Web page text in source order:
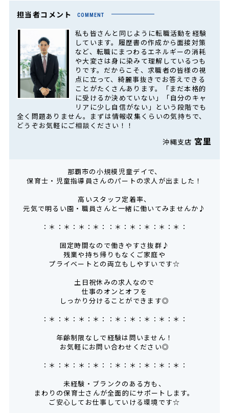
担当者コメント COMMENT
私も皆さんと同じように転職活動を経験
しています。履歴書の作成から面接対策
など、転職にまつわるエネルギーの消耗
や大変さは身に染みて理解しているつも
りです。だからこそ、求職者の皆様の視
点に立って、綺麗事抜きでお答えできる
ことがたくさんあります。「まだ本格的
に受けるか決めていない」「自分のキャ
リアに少し自信がない」という段階でも
全く問題ありません。まずは情報収集くらいの気持ちで、
どうぞお気軽にご相談ください！！
沖縄支店 宮里
那覇市の小規模児童デイで、
保育士・児童指導員さんのパートの求人が出ました！
高いスタッフ定着率、
元気で明るい園・職員さんと一緒に働いてみませんか♪
：＊：＊：＊：＊：：＊：＊：＊：＊：＊：
固定時間なので働きやすさ抜群♪
残業や持ち帰りもなくご家庭や
プライベートとの両立もしやすいです☆
土日祝休みの求人なので
仕事のオンとオフを
しっかり分けることができます◎
：＊：＊：＊：＊：：＊：＊：＊：＊：＊：
年齢制限なしで経験は問いません！
お気軽にお問い合わせください◎
：＊：＊：＊：＊：：＊：＊：＊：＊：＊：
未経験・ブランクのある方も、
まわりの保育士さんが全面的にサポートします。
ご安心してお仕事していける環境です☆